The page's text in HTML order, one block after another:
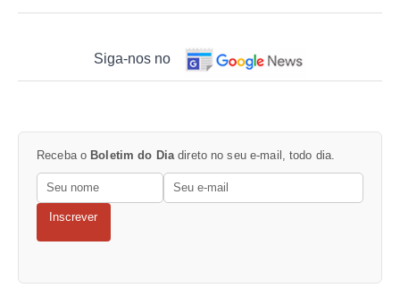
Siga-nos no
Receba o Boletim do Diadireto no seu e-mail, todo dia.
Inscrever